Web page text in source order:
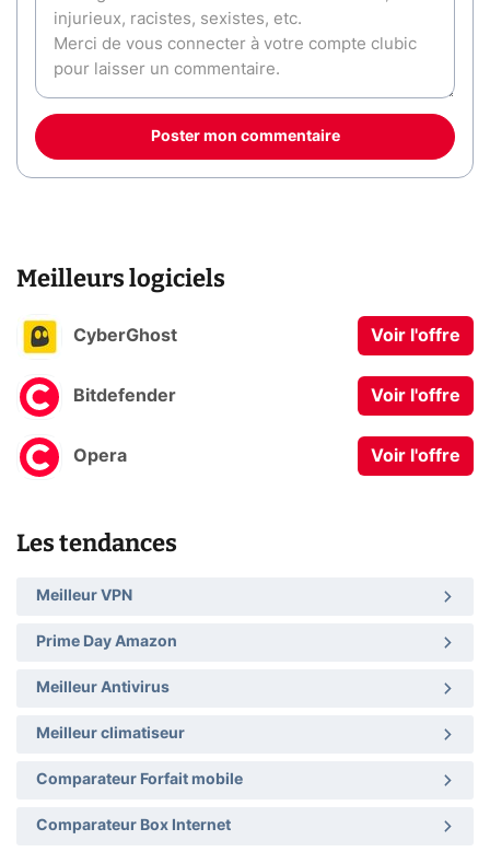
Poster mon commentaire
Meilleurs logiciels
CyberGhost Voir l'offre
Bitdefender Voir l'offre
Opera Voir l'offre
Les tendances
Meilleur VPN
Prime Day Amazon
Meilleur Antivirus
Meilleur climatiseur
Comparateur Forfait mobile
Comparateur Box Internet